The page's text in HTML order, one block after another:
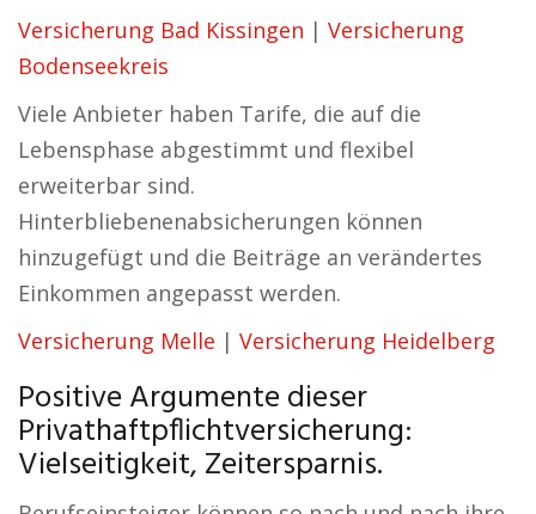
Versicherung Bad Kissingen | Versicherung
Bodenseekreis
Viele Anbieter haben Tarife, die auf die
Lebensphase abgestimmt und flexibel
erweiterbar sind.
Hinterbliebenenabsicherungen können
hinzugefügt und die Beiträge an verändertes
Einkommen angepasst werden.
Versicherung Melle | Versicherung Heidelberg
Positive Argumente dieser
Privathaftpflichtversicherung:
Vielseitigkeit, Zeitersparnis.